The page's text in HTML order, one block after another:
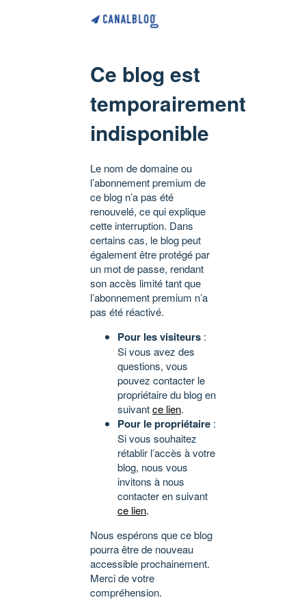
Ce blog est
temporairement
indisponible
Le nom de domaine ou
l’abonnement premium de
ce blog n’a pas été
renouvelé, ce qui explique
cette interruption. Dans
certains cas, le blog peut
également être protégé par
un mot de passe, rendant
son accès limité tant que
l’abonnement premium n’a
pas été réactivé.
Pour les visiteurs :
Si vous avez des
questions, vous
pouvez contacter le
propriétaire du blog en
suivantce lien.
Pour le propriétaire :
Si vous souhaitez
rétablir l’accès à votre
blog, nous vous
invitons à nous
contacter en suivant
ce lien.
Nous espérons que ce blog
pourra être de nouveau
accessible prochainement.
Merci de votre
compréhension.